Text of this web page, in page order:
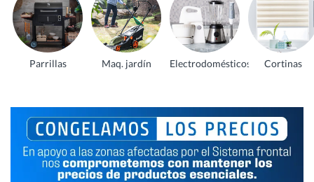
Parrillas Maq. jardín Electrodomésticos Cortinas